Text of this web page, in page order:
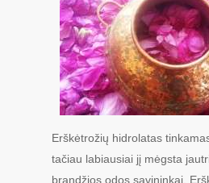
Erškėtrožių hidrolatas
tačiau labiausiai jį mėgsta
brandžios odos savininkai.